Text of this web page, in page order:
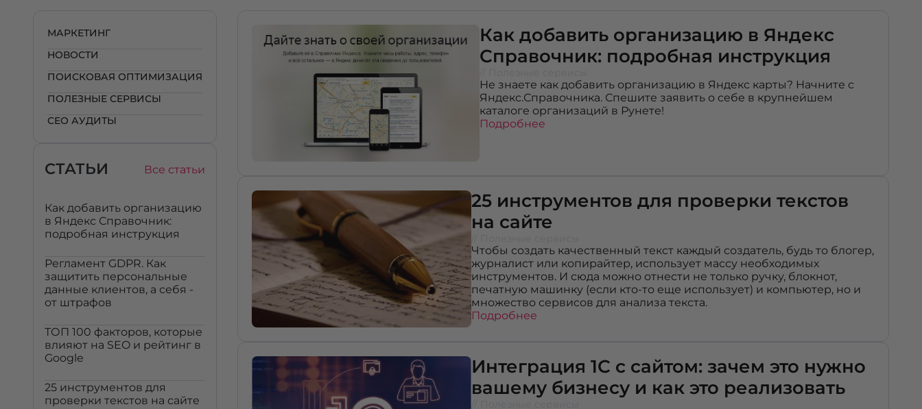
МАРКЕТИНГ
НОВОСТИ
ПОИСКОВАЯ ОПТИМИЗАЦИЯ
ПОЛЕЗНЫЕ СЕРВИСЫ
СЕО АУДИТЫ
СТАТЬИ Все статьи
Как добавить организацию
в Яндекс Справочник:
подробная инструкция
Регламент GDPR. Как
защитить персональные
данные клиентов, а себя -
от штрафов
ТОП 100 факторов, которые
влияют на SEO и рейтинг в
Google
25 инструментов для
проверки текстов на сайте
Как добавить организацию в Яндекс
Справочник: подробная инструкция
Не знаете как добавить организацию в Яндекс карты? Начните с
Яндекс.Справочника. Спешите заявить о себе в крупнейшем
каталоге организаций в Рунете!
Подробнее
25 инструментов для проверки текстов
на сайте
Чтобы создать качественный текст каждый создатель, будь то блогер,
журналист или копирайтер, использует массу необходимых
инструментов. И сюда можно отнести не только ручку, блокнот,
печатную машинку (если кто-то еще использует) и компьютер, но и
множество сервисов для анализа текста.
Подробнее
Интеграция 1С с сайтом: зачем это нужно
вашему бизнесу и как это реализовать